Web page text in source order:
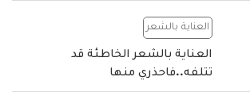
العناية بالشعر
العناية بالشعر الخاطئة قد
تتلفه..فاحذري منها